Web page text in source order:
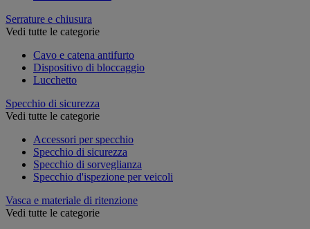
Serrature e chiusura
Vedi tutte le categorie
Cavo e catena antifurto
Dispositivo di bloccaggio
Lucchetto
Specchio di sicurezza
Vedi tutte le categorie
Accessori per specchio
Specchio di sicurezza
Specchio di sorveglianza
Specchio d'ispezione per veicoli
Vasca e materiale di ritenzione
Vedi tutte le categorie